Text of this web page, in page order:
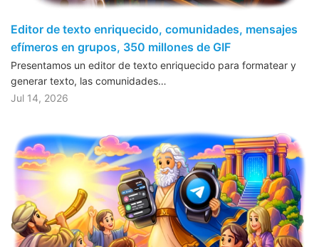
Editor de texto enriquecido, comunidades, mensajes
efímeros en grupos, 350 millones de GIF
Presentamos un editor de texto enriquecido para formatear y
generar texto, las comunidades…
Jul 14, 2026